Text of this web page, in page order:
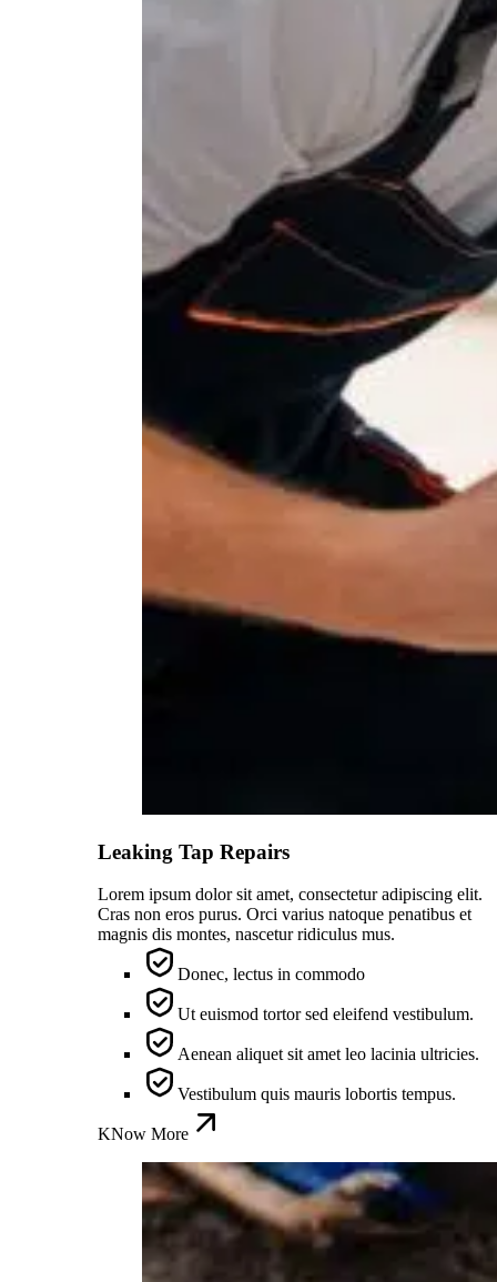
Leaking Tap Repairs
Lorem ipsum dolor sit amet, consectetur adipiscing elit.
Cras non eros purus. Orci varius natoque penatibus et
magnis dis montes, nascetur ridiculus mus.
Donec, lectus in commodo
Ut euismod tortor sed eleifend vestibulum.
Aenean aliquet sit amet leo lacinia ultricies.
Vestibulum quis mauris lobortis tempus.
KNow More